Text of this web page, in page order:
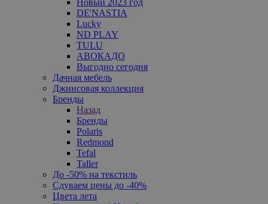
DE'NASTIA
Lucky
ND PLAY
TULU
АВОКАДО
Выгодно сегодня
Дачная мебель
Джинсовая коллекция
Бренды
Назад
Бренды
Polaris
Redmond
Tefal
Taller
До -50% на текстиль
Сдуваем цены до -40%
Цвета лета